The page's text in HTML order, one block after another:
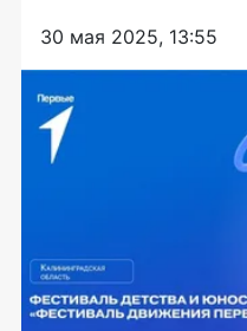
30 мая 2025, 13:55